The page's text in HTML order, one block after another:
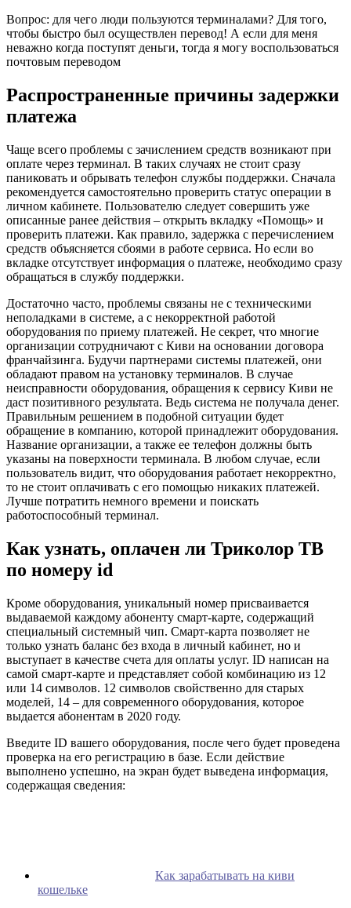
Вопрос: для чего люди пользуются терминалами? Для того,
чтобы быстро был осуществлен перевод! А если для меня
неважно когда поступят деньги, тогда я могу воспользоваться
почтовым переводом
Распространенные причины задержки
платежа
Чаще всего проблемы с зачислением средств возникают при
оплате через терминал. В таких случаях не стоит сразу
паниковать и обрывать телефон службы поддержки. Сначала
рекомендуется самостоятельно проверить статус операции в
личном кабинете. Пользователю следует совершить уже
описанные ранее действия – открыть вкладку «Помощь» и
проверить платежи. Как правило, задержка с перечислением
средств объясняется сбоями в работе сервиса. Но если во
вкладке отсутствует информация о платеже, необходимо сразу
обращаться в службу поддержки.
Достаточно часто, проблемы связаны не с техническими
неполадками в системе, а с некорректной работой
оборудования по приему платежей. Не секрет, что многие
организации сотрудничают с Киви на основании договора
франчайзинга. Будучи партнерами системы платежей, они
обладают правом на установку терминалов. В случае
неисправности оборудования, обращения к сервису Киви не
даст позитивного результата. Ведь система не получала денег.
Правильным решением в подобной ситуации будет
обращение в компанию, которой принадлежит оборудования.
Название организации, а также ее телефон должны быть
указаны на поверхности терминала. В любом случае, если
пользователь видит, что оборудования работает некорректно,
то не стоит оплачивать с его помощью никаких платежей.
Лучше потратить немного времени и поискать
работоспособный терминал.
Как узнать, оплачен ли Триколор ТВ
по номеру id
Кроме оборудования, уникальный номер присваивается
выдаваемой каждому абоненту смарт-карте, содержащий
специальный системный чип. Смарт-карта позволяет не
только узнать баланс без входа в личный кабинет, но и
выступает в качестве счета для оплаты услуг. ID написан на
самой смарт-карте и представляет собой комбинацию из 12
или 14 символов. 12 символов свойственно для старых
моделей, 14 – для современного оборудования, которое
выдается абонентам в 2020 году.
Введите ID вашего оборудования, после чего будет проведена
проверка на его регистрацию в базе. Если действие
выполнено успешно, на экран будет выведена информация,
содержащая сведения:
Как зарабатывать на киви
кошельке